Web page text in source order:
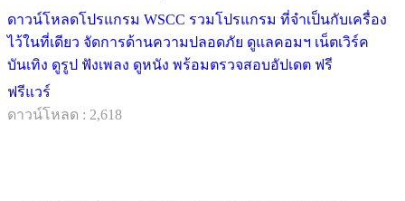
ดาวน์โหลดโปรแกรม WSCC รวมโปรแกรม ที่จำเป็นกับเครื่อง
ไว้ในที่เดียว จัดการด้านความปลอดภัย ดูแลคอมฯ เน็ตเวิร์ค
บันเทิง ดูรูป ฟังเพลง ดูหนัง พร้อมตรวจสอบอัปเดต ฟรี
ฟรีแวร์
ดาวน์โหลด : 2,618